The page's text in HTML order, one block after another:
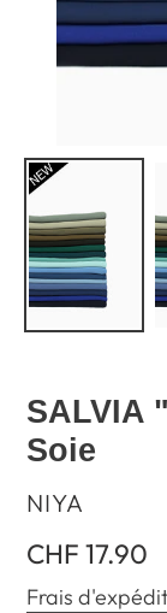
SALVIA
Soie
NIYA
Prix
normal
CHF 17.90
Frais